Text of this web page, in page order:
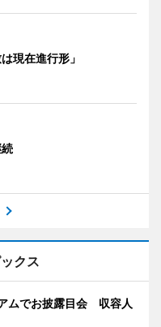
現在進行形」
クス
ムでお披露目会 収容人